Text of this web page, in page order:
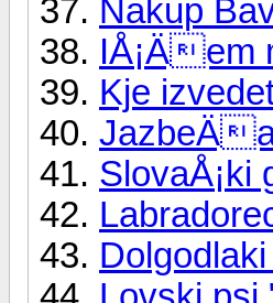
Nakup
IÅ¡Äem
Kje